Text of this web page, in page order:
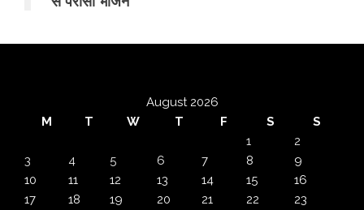
August 2026
M
T W T F S
S
1
2
3
4 5 6 7 8
9
10
11 12 13 14 15
16
17
18 19 20 21 22
23